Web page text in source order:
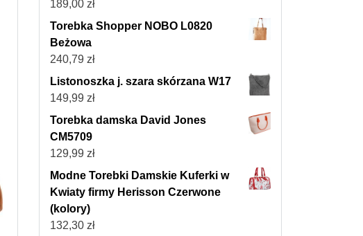
189,00 zł
Torebka Shopper NOBO L0820
Beżowa
240,79 zł
Listonoszka j. szara skórzana W17
149,99 zł
Torebka damska David Jones
CM5709
129,99 zł
Modne Torebki Damskie Kuferki w
Kwiaty firmy Herisson Czerwone
(kolory)
132,30 zł